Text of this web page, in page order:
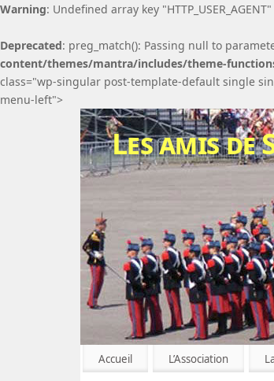
Warning: Undefined array key
Deprecated: preg_match(): Passing null to
content/themes/mantra/includes/theme-
class="wp-singular post-template-default single
menu-left">
Les amis
Accueil L’Association